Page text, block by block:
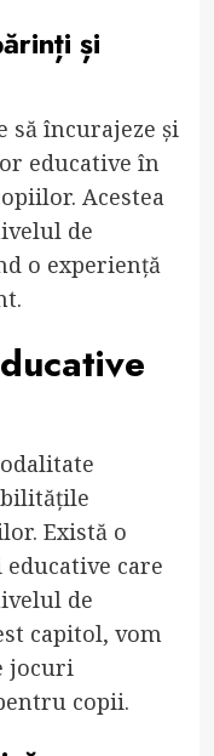
și
încurajeze și
educative în
Acestea
de
o experiență
Există o
care
de
capitol, vom
jocuri
copii.